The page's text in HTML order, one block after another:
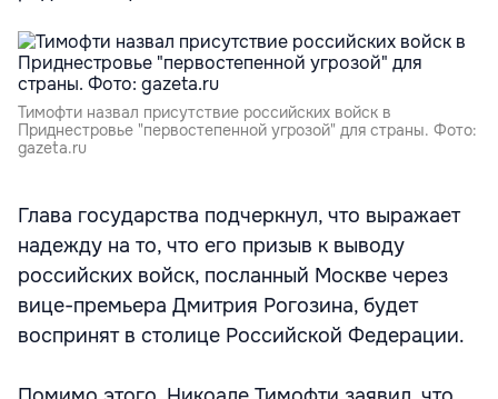
Тимофти назвал присутствие российских войск в
Приднестровье "первостепенной угрозой" для страны. Фото:
gazeta.ru
Глава государства подчеркнул, что выражает
надежду на то, что его призыв к выводу
российских войск, посланный Москве через
вице-премьера Дмитрия Рогозина, будет
воспринят в столице Российской Федерации.